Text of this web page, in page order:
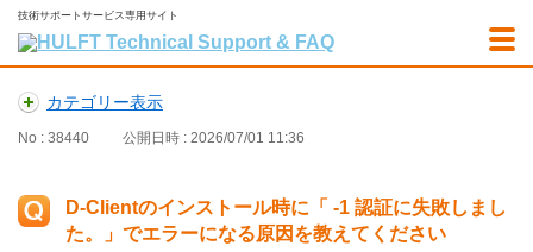
技術サポートサービス専用サイト
カテゴリー表示
No : 38440 公開日時 : 2026/07/01 11:36
D-Clientのインストール時に「 -1 認証に失敗しまし
た。」でエラーになる原因を教えてください